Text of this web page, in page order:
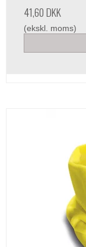
41,60 DKK
(ekskl. moms)